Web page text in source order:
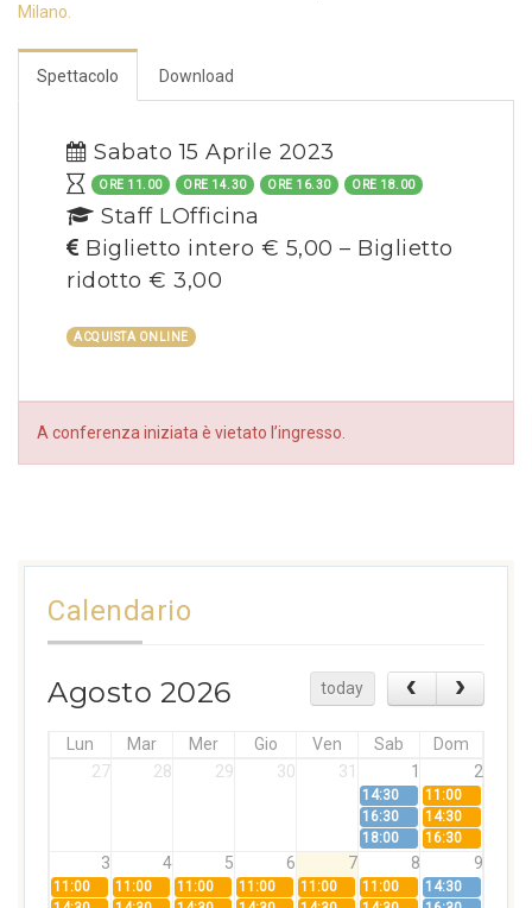
Milano.
Spettacolo Download
Sabato 15 Aprile 2023
ORE 11.00 ORE 14.30 ORE 16.30 ORE 18.00
Staff LOfficina
Biglietto intero € 5,00 – Biglietto
ridotto € 3,00
ACQUISTA ONLINE
A conferenza iniziata è vietato l’ingresso.
Calendario
Agosto 2026 today
Lun Mar Mer Gio Ven Sab
Dom
27
28 29 30 31 1 2
14:30
11:00
16:30
14:30
18:00
16:30
3 4 5 6 7 8 9
11:00 11:00 11:00 11:00 11:00 11:00
14:30